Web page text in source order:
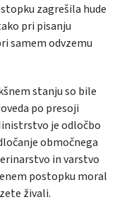
zagrešila hude
pri pisanju
samem odvzemu
stanju so bile
po presoji
je odločbo
območnega
in varstvo
postopku moral
živali.